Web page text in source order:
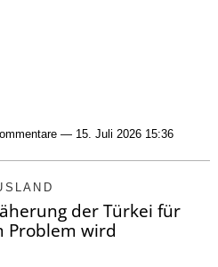
— 15. Juli 2026 15:36
der Türkei für
Problem wird